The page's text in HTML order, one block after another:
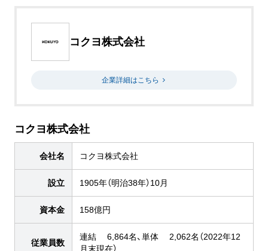
コクヨ株式会社
企業詳細はこちら
コクヨ株式会社
会社名 コクヨ株式会社
設立 1905年（明治38年）10月
資本金 158億円
従業員数
連結 6,864名、単体 2,062名（2022年12
月末現在）